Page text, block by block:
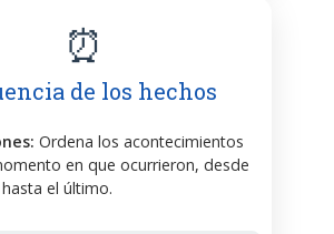
⏰
de los hechos
Ordena los acontecimientos
en que ocurrieron, desde
el último.